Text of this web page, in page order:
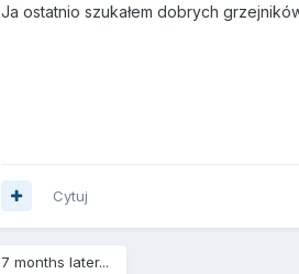
Ja ostatnio szukałem dobrych
Cytuj
7 months later...